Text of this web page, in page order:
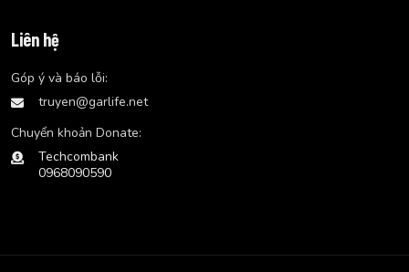
Liên hệ
Góp ý và báo lỗi:
truyen@garlife.net
Chuyển khoản Donate:
Techcombank
0968090590